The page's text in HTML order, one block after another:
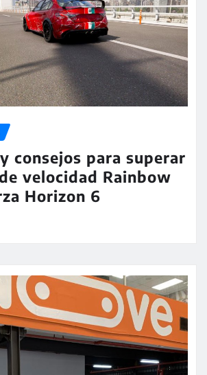
consejos para superar
velocidad Rainbow
Horizon 6